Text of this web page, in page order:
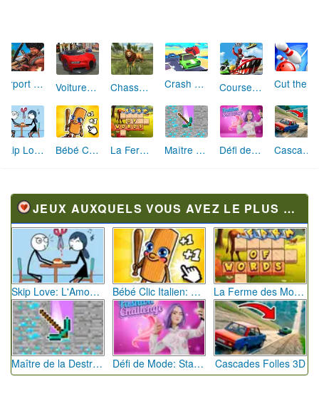
Airport Clash 3D Voiture Simulation Chasse aux Lions 3D Crash de Route Course en Jet-Ski
Skip Love: L'Amour en Péril Bébé Clic Italien: La Folie des Petits Bambins La Ferme des Mots - Cultivez votre Vocabulaire Maître de la Destruction: Fusion de Pioches Défi de Mode: Star du Podium Cascades Folles 3D
JEUX AUXQUELS VOUS AVEZ LE PLUS JOUÉ
Skip Love: L'Amour en Péril Bébé Clic Italien: La Folie des Petits Bambins La Ferme des Mots - Cultivez votre Vocabulaire
Maître de la Destruction: Fusion de Pioches Défi de Mode: Star du Podium Cascades Folles 3D